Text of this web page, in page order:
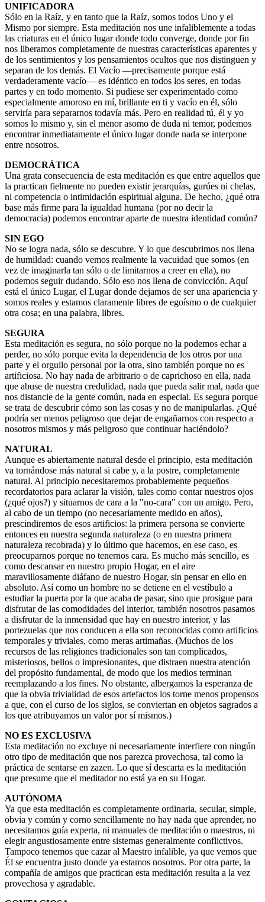
UNIFICADORA
Sólo en la Raíz, y en tanto que la Raíz, somos todos Uno y el
Mismo por siempre. Esta meditación nos une infaliblemente a todas
las criaturas en el único lugar donde todo converge, donde por fin
nos liberamos completamente de nuestras características aparentes y
de los sentimientos y los pensamientos ocultos que nos distinguen y
separan de los demás. El Vacío —precisamente porque está
verdaderamente vacío— es idéntico en todos los seres, en todas
partes y en todo momento. Si pudiese ser experimentado como
especialmente amoroso en mí, brillante en ti y vacío en él, sólo
serviría para separarnos todavía más. Pero en realidad tú, él y yo
somos lo mismo y, sin el menor asomo de duda ni temor, podemos
encontrar inmediatamente el único lugar donde nada se interpone
entre nosotros.
DEMOCRÁTICA
Una grata consecuencia de esta meditación es que entre aquellos que
la practican fielmente no pueden existir jerarquías, gurúes ni chelas,
ni competencia o intimidación espiritual alguna. De hecho, ¿qué otra
base más firme para la igualdad humana (por no decir la
democracia) podemos encontrar aparte de nuestra identidad común?
SIN EGO
No se logra nada, sólo se descubre. Y lo que descubrimos nos llena
de humildad: cuando vemos realmente la vacuidad que somos (en
vez de imaginarla tan sólo o de limitarnos a creer en ella), no
podemos seguir dudando. Sólo eso nos llena de convicción. Aquí
está el único Lugar, el Lugar donde dejamos de ser una apariencia y
somos reales y estamos claramente libres de egoísmo o de cualquier
otra cosa; en una palabra, libres.
SEGURA
Esta meditación es segura, no sólo porque no la podemos echar a
perder, no sólo porque evita la dependencia de los otros por una
parte y el orgullo personal por la otra, sino también porque no es
artificiosa. No hay nada de arbitrario o de caprichoso en ella, nada
que abuse de nuestra credulidad, nada que pueda salir mal, nada que
nos distancie de la gente común, nada en especial. Es segura porque
se trata de descubrir cómo son las cosas y no de manipularlas. ¿Qué
podría ser menos peligroso que dejar de engañarnos con respecto a
nosotros mismos y más peligroso que continuar haciéndolo?
NATURAL
Aunque es abiertamente natural desde el principio, esta meditación
va tornándose más natural si cabe y, a la postre, completamente
natural. Al principio necesitaremos probablemente pequeños
recordatorios para aclarar la visión, tales como contar nuestros ojos
(¿qué ojos?) y situarnos de cara a la "no-cara" con un amigo. Pero,
al cabo de un tiempo (no necesariamente medido en años),
prescindiremos de esos artificios: la primera persona se convierte
entonces en nuestra segunda naturaleza (o en nuestra primera
naturaleza recobrada) y lo último que hacemos, en ese caso, es
preocuparnos porque no tenernos cara. Es mucho más sencillo, es
como descansar en nuestro propio Hogar, en el aire
maravillosamente diáfano de nuestro Hogar, sin pensar en ello en
absoluto. Así como un hombre no se detiene en el vestíbulo a
estudiar la puerta por la que acaba de pasar, sino que prosigue para
disfrutar de las comodidades del interior, también nosotros pasamos
a disfrutar de la inmensidad que hay en nuestro interior, y las
portezuelas que nos conducen a ella son reconocidas como artificios
temporales y triviales, como meras artimañas. (Muchos de los
recursos de las religiones tradicionales son tan complicados,
misteriosos, bellos o impresionantes, que distraen nuestra atención
del propósito fundamental, de modo que los medios terminan
reemplazando a los fines. No obstante, albergamos la esperanza de
que la obvia trivialidad de esos artefactos los torne menos propensos
a que, con el curso de los siglos, se conviertan en objetos sagrados a
los que atribuyamos un valor por sí mismos.)
NO ES EXCLUSIVA
Esta meditación no excluye ni necesariamente interfiere con ningún
otro tipo de meditación que nos parezca provechosa, tal como la
práctica de sentarse en zazen. Lo que sí descarta es la meditación
que presume que el meditador no está ya en su Hogar.
AUTÓNOMA
Ya que esta meditación es completamente ordinaria, secular, simple,
obvia y común y corno sencillamente no hay nada que aprender, no
necesitamos guía experta, ni manuales de meditación o maestros, ni
elegir angustiosamente entre sistemas generalmente conflictivos.
Tampoco tenemos que cazar al Maestro infalible, ya que vemos que
Él se encuentra justo donde ya estamos nosotros. Por otra parte, la
compañía de amigos que practican esta meditación resulta a la vez
provechosa y agradable.